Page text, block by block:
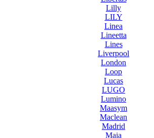
Lilly
LILY
Linea
Lineetta
Lines
Liverpool
London
Loop
Lucas
LUGO
Lumino
Maasym
Maclean
Madrid
Maia